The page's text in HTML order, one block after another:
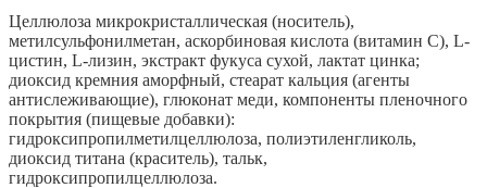
Целлюлоза микрокристаллическая (носитель),
метилсульфонилметан, аскорбиновая кислота (витамин С), L-
цистин, L-лизин, экстракт фукуса сухой, лактат цинка;
диоксид кремния аморфный, стеарат кальция (агенты
антислеживающие), глюконат меди, компоненты пленочного
покрытия (пищевые добавки):
гидроксипропилметилцеллюлоза, полиэтиленгликоль,
диоксид титана (краситель), тальк,
гидроксипропилцеллюлоза.